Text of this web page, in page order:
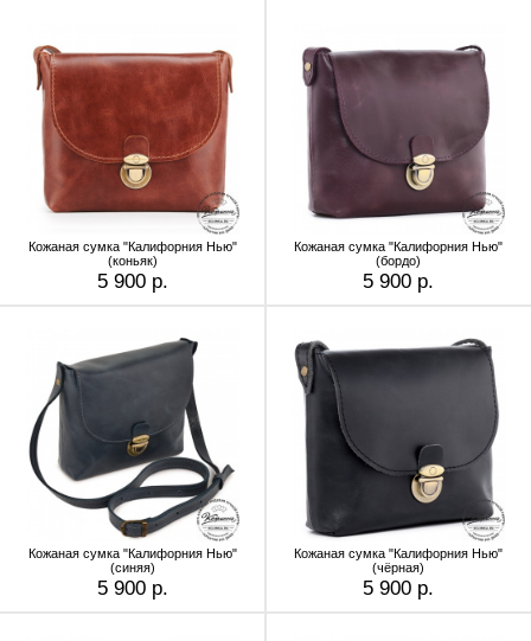
Кожаная сумка "Калифорния Нью"
(коньяк)
5 900 р.
Кожаная сумка "Калифорния Нью"
(бордо)
5 900 р.
Кожаная сумка "Калифорния Нью"
(синяя)
5 900 р.
Кожаная сумка "Калифорния Нью"
(чёрная)
5 900 р.